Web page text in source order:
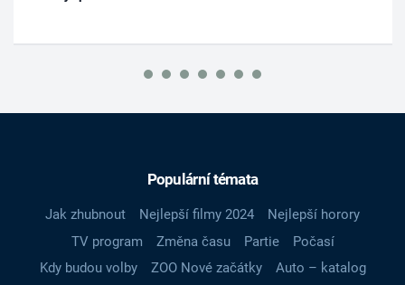
Populární témata
Jak zhubnout Nejlepší filmy 2024
Nejlepší horory
TV program
Změna času Partie
Počasí
Kdy budou volby
ZOO Nové začátky
Auto – katalog